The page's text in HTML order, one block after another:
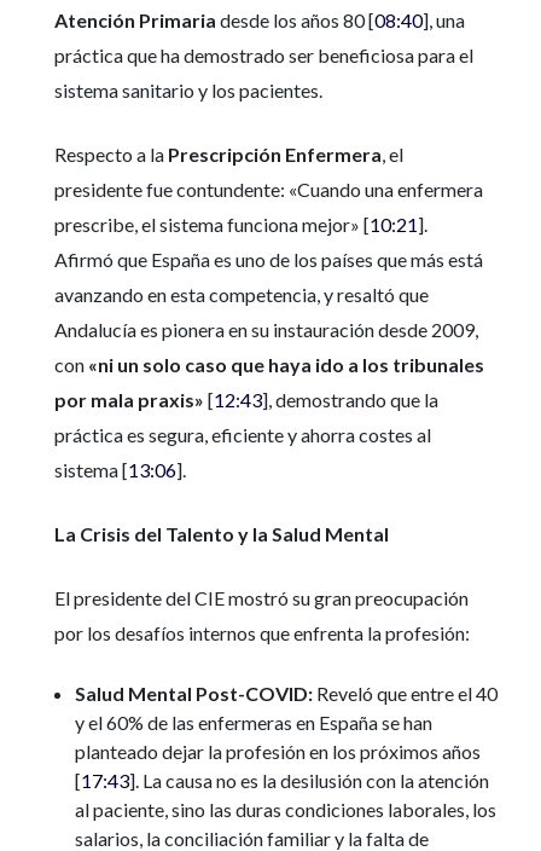
Atención Primaria desde los años 80 [08:40], una
práctica que ha demostrado ser beneficiosa para el
sistema sanitario y los pacientes.
Respecto a la Prescripción Enfermera, el
presidente fue contundente: «Cuando una enfermera
prescribe, el sistema funciona mejor» [10:21].
Afirmó que España es uno de los países que más está
avanzando en esta competencia, y resaltó que
Andalucía es pionera en su instauración desde 2009,
con «ni un solo caso que haya ido a los tribunales
por mala praxis» [12:43], demostrando que la
práctica es segura, eficiente y ahorra costes al
sistema [13:06].
La Crisis del Talento y la Salud Mental
El presidente del CIE mostró su gran preocupación
por los desafíos internos que enfrenta la profesión:
Salud Mental Post-COVID: Reveló que entre el 40
y el 60% de las enfermeras en España se han
planteado dejar la profesión en los próximos años
[17:43]. La causa no es la desilusión con la atención
al paciente, sino las duras condiciones laborales, los
salarios, la conciliación familiar y la falta de